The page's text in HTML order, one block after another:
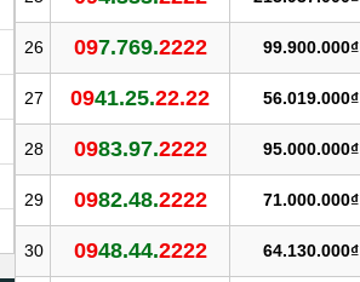
26 097.769.2222 99.900.000₫
27 0941.25.22.22 56.019.000₫
28 0983.97.2222 95.000.000₫
29 0982.48.2222 71.000.000₫
30 0948.44.2222 64.130.000₫